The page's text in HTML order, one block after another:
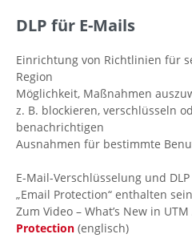
DLP für E-Mails
Einrichtung von Richtlinien für
Region
Möglichkeit, Maßnahmen
z. B. blockieren, verschlüsseln
benachrichtigen
Ausnahmen für bestimmte
E-Mail-Verschlüsselung und
„Email Protection“ enthalten
Zum Video – What’s New in
Protection (englisch)